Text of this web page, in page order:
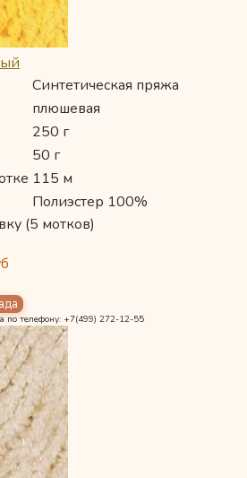
Синтетическая пряжа
плюшевая
250 г
50 г
115 м
Полиэстер 100%
(5 мотков)
по телефону: +7(499) 272-12-55